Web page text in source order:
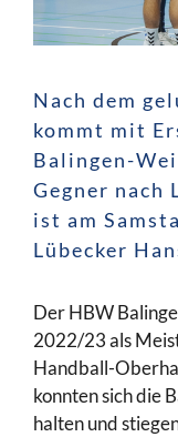
Nach dem
kommt mit
Balingen-
Gegner nach
ist am
Lübecker
Der HBW
2022/23 als
Handball-
konnten sich die
halten und